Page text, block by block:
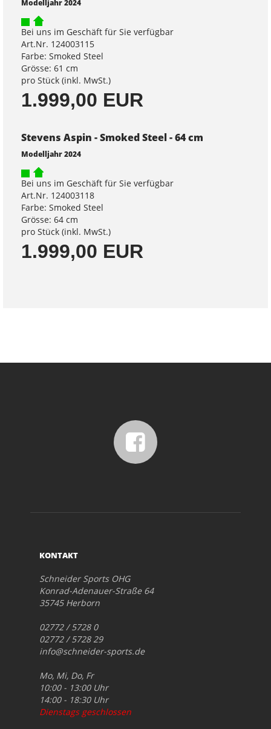
Modelljahr 2024
Bei uns im Geschäft für Sie verfügbar
Art.Nr. 124003115
Farbe: Smoked Steel
Grösse: 61 cm
pro Stück (inkl. MwSt.)
1.999,00 EUR
Stevens Aspin - Smoked Steel - 64 cm
Modelljahr 2024
Bei uns im Geschäft für Sie verfügbar
Art.Nr. 124003118
Farbe: Smoked Steel
Grösse: 64 cm
pro Stück (inkl. MwSt.)
1.999,00 EUR
KONTAKT
Schneider Sports OHG
Konrad-Adenauer-Straße 64
35745 Herborn
02772 / 5728 0
02772 / 5728 29
info@schneider-sports.de
Mo, Mi, Do, Fr
10:00 - 13:00 Uhr
14:00 - 18:30 Uhr
Dienstags geschlossen